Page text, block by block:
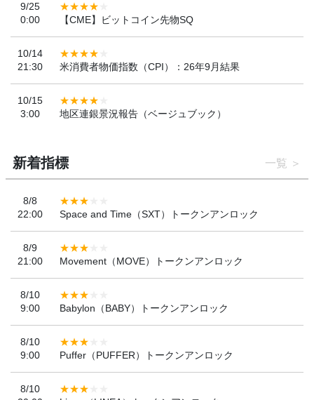
9/25
0:00
【CME】ビットコイン先物SQ
10/14
21:30
米消費者物価指数（CPI）：26年9月結果
10/15
3:00
地区連銀景況報告（ベージュブック）
新着指標 一覧
8/8
22:00
Space and Time（SXT）トークンアンロック
8/9
21:00
Movement（MOVE）トークンアンロック
8/10
9:00
Babylon（BABY）トークンアンロック
8/10
9:00
Puffer（PUFFER）トークンアンロック
8/10